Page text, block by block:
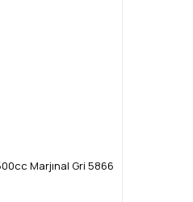
Marjınal Gri 5866